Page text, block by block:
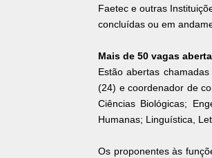
Faetec e outras
concluídas ou em
Mais de 50 vagas
Estão abertas
(24) e coordenador de
Ciências Biológicas;
Humanas; Linguística,
Os proponentes às